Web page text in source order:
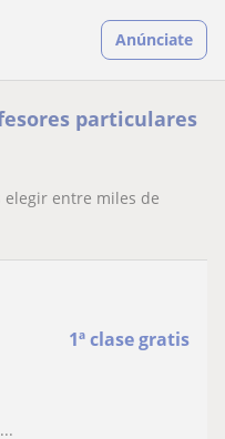
Anúnciate
particulares
elegir entre miles de
1ª clase gratis